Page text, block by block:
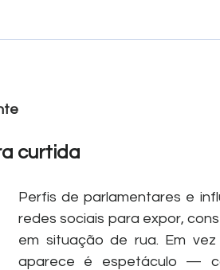
curtida
Perfis de parlamentares e
redes sociais para expor,
em situação de rua. Em
aparece é espetáculo —